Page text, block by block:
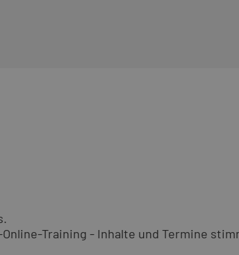
Training - Inhalte und Termine